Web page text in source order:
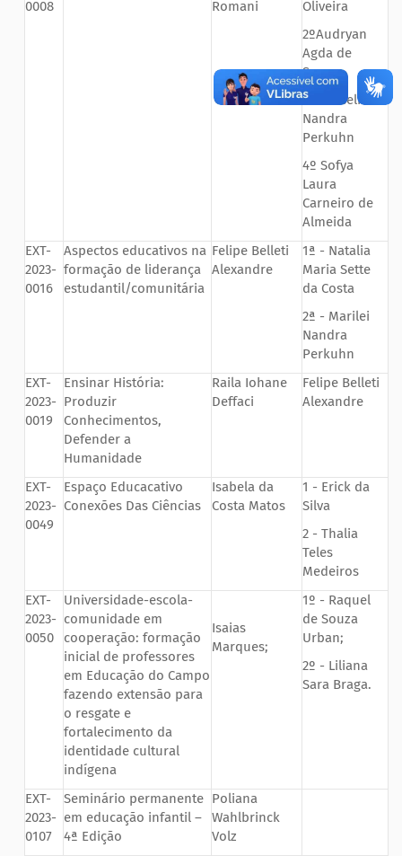
0008 Romani
Oliveira
2ºAudryan
Agda de
Souza
3º Marieli
Nandra
Perkuhn
4º Sofya
Laura
Carneiro de
Almeida
EXT-
2023-
0016
Aspectos educativos na
formação de liderança
estudantil/comunitária
Felipe Belleti
Alexandre
1ª - Natalia
Maria Sette
da Costa
2ª - Marilei
Nandra
Perkuhn
EXT-
2023-
0019
Ensinar História:
Produzir
Conhecimentos,
Defender a
Humanidade
Raila Iohane
Deffaci
Felipe Belleti
Alexandre
EXT-
2023-
0049
Espaço Educacativo
Conexões Das Ciências
Isabela da
Costa Matos
1 - Erick da
Silva
2 - Thalia
Teles
Medeiros
EXT-
2023-
0050
Universidade-escola-
comunidade em
cooperação: formação
inicial de professores
em Educação do Campo
fazendo extensão para
o resgate e
fortalecimento da
identidade cultural
indígena
Isaias
Marques;
1º - Raquel
de Souza
Urban;
2º - Liliana
Sara Braga.
EXT-
2023-
0107
Seminário permanente
em educação infantil –
4ª Edição
Poliana
Wahlbrinck
Volz